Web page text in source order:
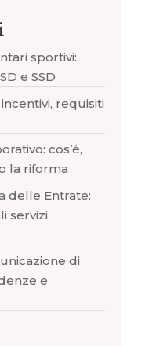
sportivi:
e SSD
requisiti
cos’è,
la riforma
delle Entrate:
servizi
di
e